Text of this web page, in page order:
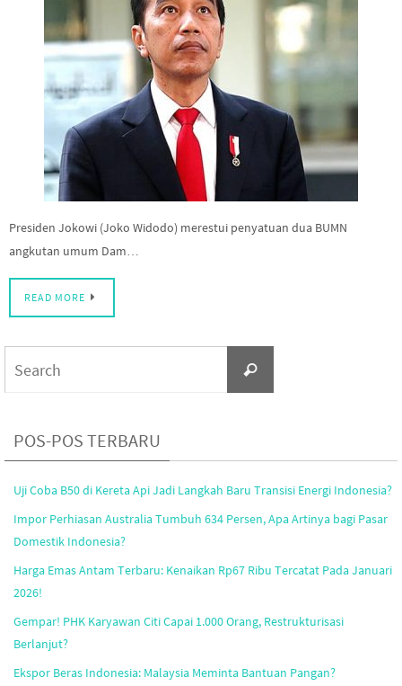
Presiden Jokowi (Joko Widodo) merestui penyatuan dua BUMN
angkutan umum Dam…
READ MORE
Search
POS-POS TERBARU
Uji Coba B50 di Kereta Api Jadi Langkah Baru Transisi Energi Indonesia?
Impor Perhiasan Australia Tumbuh 634 Persen, Apa Artinya bagi Pasar
Domestik Indonesia?
Harga Emas Antam Terbaru: Kenaikan Rp67 Ribu Tercatat Pada Januari
2026!
Gempar! PHK Karyawan Citi Capai 1.000 Orang, Restrukturisasi
Berlanjut?
Ekspor Beras Indonesia: Malaysia Meminta Bantuan Pangan?